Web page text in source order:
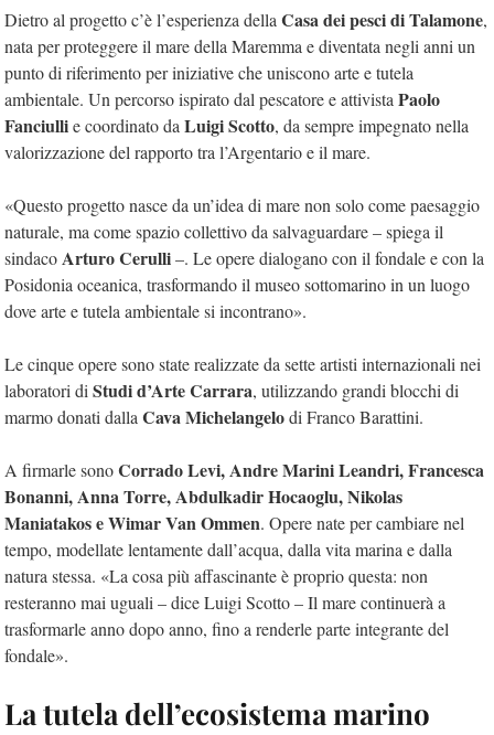
Dietro al progetto c’è l’esperienza della Casa dei pesci di Talamone,
nata per proteggere il mare della Maremma e diventata negli anni un
punto di riferimento per iniziative che uniscono arte e tutela
ambientale. Un percorso ispirato dal pescatore e attivista Paolo
Fanciullie coordinato da Luigi Scotto, da sempre impegnato nella
valorizzazione del rapporto tra l’Argentario e il mare.
«Questo progetto nasce da un’idea di mare non solo come paesaggio
naturale, ma come spazio collettivo da salvaguardare – spiega il
sindacoArturo Cerulli–. Le opere dialogano con il fondale e con la
Posidonia oceanica, trasformando il museo sottomarino in un luogo
dove arte e tutela ambientale si incontrano».
Le cinque opere sono state realizzate da sette artisti internazionali nei
laboratori di Studi d’Arte Carrara, utilizzando grandi blocchi di
marmo donati dalla Cava Michelangelodi Franco Barattini.
A firmarle sonoCorrado Levi, Andre Marini Leandri, Francesca
Bonanni, Anna Torre, Abdulkadir Hocaoglu, Nikolas
Maniatakos e Wimar Van Ommen. Opere nate per cambiare nel
tempo, modellate lentamente dall’acqua, dalla vita marina e dalla
natura stessa. «La cosa più affascinante è proprio questa: non
resteranno mai uguali – dice Luigi Scotto – Il mare continuerà a
trasformarle anno dopo anno, fino a renderle parte integrante del
fondale».
La tutela dell’ecosistema marino